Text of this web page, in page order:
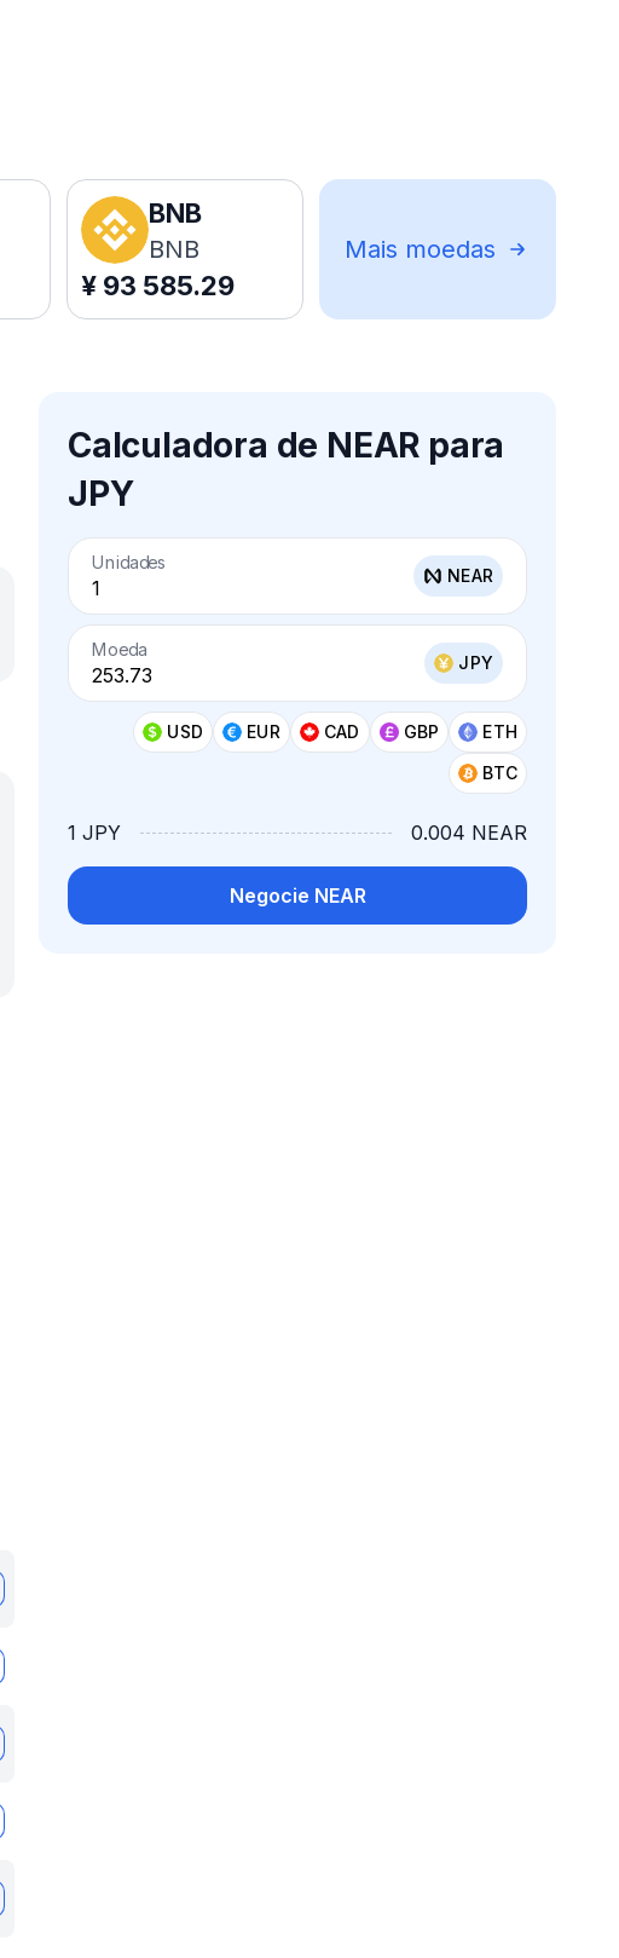
BNB
BNB
¥ 93 585.29
Mais moedas
Calculadora de NEAR para
JPY
Unidades
NEAR
Moeda
JPY
USD EUR CAD GBP
ETH
BTC
1 JPY 0.004 NEAR
Negocie NEAR